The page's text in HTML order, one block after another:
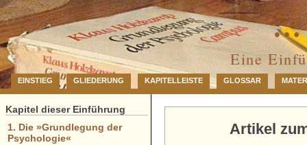
…
Eine
EINSTIEG GLIEDERUNG KAPITELLEISTE GLOSSAR
Artikel
Kapitel dieser Einführung
1. Die »Grundlegung der
Psychologie«